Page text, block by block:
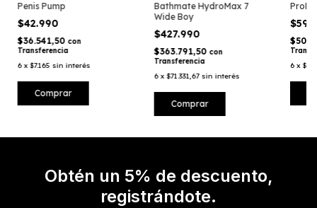
Penis Pump
$42.990
$36.541,50 con
Transferencia
6 x$7.165 sin interés
Bathmate HydroMax 7
Wide Boy
$427.990
$363.791,50 con
Transferencia
6 x$71.331,67 sin interés
Comprar
6 x
Obtén un 5% de descuento,
registrándote.